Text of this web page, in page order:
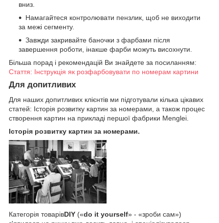
вниз.
Намагайтеся контролювати пензлик, щоб не виходити
за межі сегменту.
Завжди закривайте баночки з фарбами після
завершення роботи, інакше фарби можуть висохнути.
Більша порад і рекомендацій Ви знайдете за посиланням:
Стаття: Інструкція як розфарбовувати по номерам картини
Для допитливих
Для наших допитливих клієнтів ми підготували кілька цікавих
статей: Історія розвитку картин за номерами, а також процес
створення картин на прикладі першої фабрики Menglei.
Історія розвитку картин за номерами.
Категорія товарівDIY («do it yourself» - «зроби сам»)